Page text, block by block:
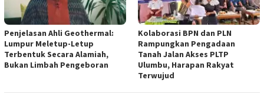
Penjelasan Ahli Geothermal:
Lumpur Meletup-Letup
Terbentuk Secara Alamiah,
Bukan Limbah Pengeboran
Kolaborasi BPN dan PLN
Rampungkan Pengadaan
Tanah Jalan Akses PLTP
Ulumbu, Harapan Rakyat
Terwujud